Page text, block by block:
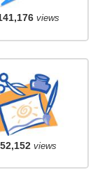
views
52,152views